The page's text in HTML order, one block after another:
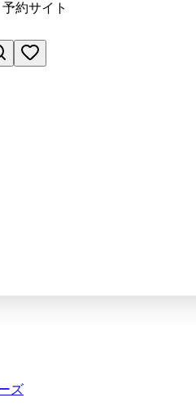
約サイト
ズ